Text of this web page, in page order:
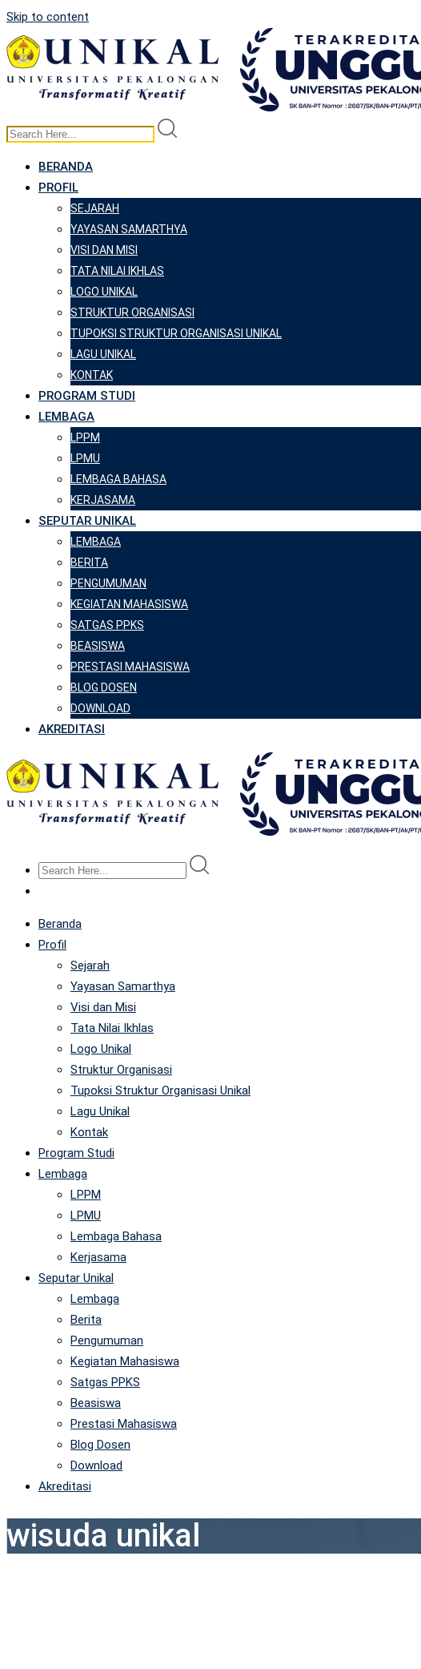
Skip to content
BERANDA
PROFIL
SEJARAH
YAYASAN SAMARTHYA
VISI DAN MISI
TATA NILAI IKHLAS
LOGO UNIKAL
STRUKTUR ORGANISASI
TUPOKSI STRUKTUR ORGANISASI UNIKAL
LAGU UNIKAL
KONTAK
PROGRAM STUDI
LEMBAGA
LPPM
LPMU
LEMBAGA BAHASA
KERJASAMA
SEPUTAR UNIKAL
LEMBAGA
BERITA
PENGUMUMAN
KEGIATAN MAHASISWA
SATGAS PPKS
BEASISWA
PRESTASI MAHASISWA
BLOG DOSEN
DOWNLOAD
AKREDITASI
Beranda
Profil
Sejarah
Yayasan Samarthya
Visi dan Misi
Tata Nilai Ikhlas
Logo Unikal
Struktur Organisasi
Tupoksi Struktur Organisasi Unikal
Lagu Unikal
Kontak
Program Studi
Lembaga
LPPM
LPMU
Lembaga Bahasa
Kerjasama
Seputar Unikal
Lembaga
Berita
Pengumuman
Kegiatan Mahasiswa
Satgas PPKS
Beasiswa
Prestasi Mahasiswa
Blog Dosen
Download
Akreditasi
wisuda unikal